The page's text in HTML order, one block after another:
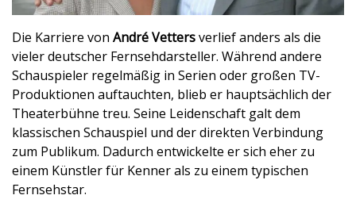
Die Karriere von André Vettersverlief anders als die
vieler deutscher Fernsehdarsteller. Während andere
Schauspieler regelmäßig in Serien oder großen TV-
Produktionen auftauchten, blieb er hauptsächlich der
Theaterbühne treu. Seine Leidenschaft galt dem
klassischen Schauspiel und der direkten Verbindung
zum Publikum. Dadurch entwickelte er sich eher zu
einem Künstler für Kenner als zu einem typischen
Fernsehstar.